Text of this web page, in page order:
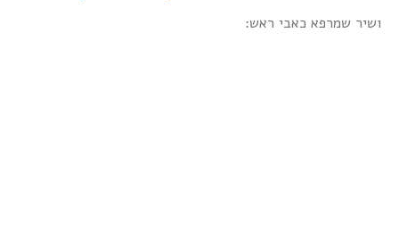
ושיר שמרפא כאבי ראש: